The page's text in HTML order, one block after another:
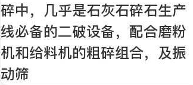
碎中，几乎是石灰石碎石生产
线必备的二破设备，配合磨粉
机和给料机的粗碎组合，及振
动筛